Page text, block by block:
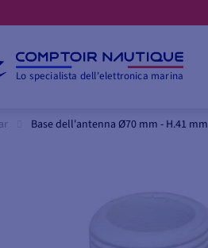
Lo specialista dell'elettronica marina
Base dell'antenna Ø70 mm - H.41 mm